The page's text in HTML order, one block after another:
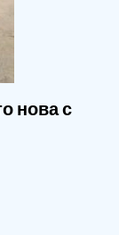
нова с